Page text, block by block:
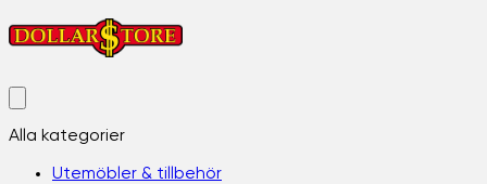
Alla kategorier
Utemöbler & tillbehör